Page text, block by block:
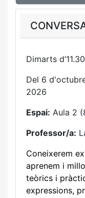
Dimarts
Del 6
2026
Espai: Aula 2
Professor/a:
Coneixerem
aprenem i
teòrics i
expressions,